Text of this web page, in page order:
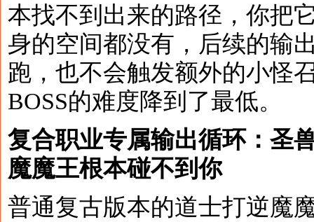
本找不到出来的路径，你把
身的空间都没有，后续的输
跑，也不会触发额外的小怪
BOSS的难度降到了最低。
复合职业专属输出循环：圣
魔魔王根本碰不到你
普通复古版本的道士打逆魔